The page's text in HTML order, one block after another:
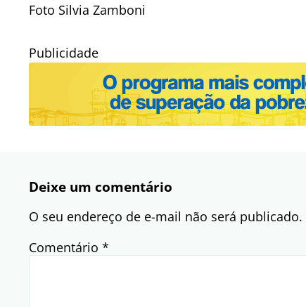
Foto Silvia Zamboni
Publicidade
Deixe um comentário
O seu endereço de e-mail não será publicado.
Comentário *